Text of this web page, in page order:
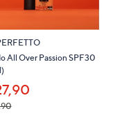
All Over Passion SPF30